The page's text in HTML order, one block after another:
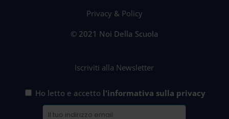
Privacy & Policy
© 2021 Noi Della Scuola
Iscriviti alla Newsletter
Ho letto e accetto l'informativa sulla privacy